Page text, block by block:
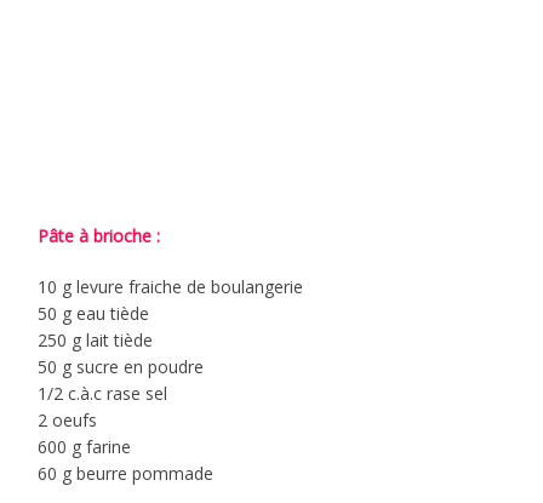
Pâte à brioche :
10 g levure fraiche de boulangerie
50 g eau tiède
250 g lait tiède
50 g sucre en poudre
1/2 c.à.c rase sel
2 oeufs
600 g farine
60 g beurre pommade